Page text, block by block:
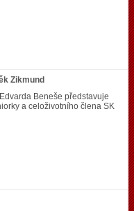
Zikmund
Beneše představuje
a celoživotního člena SK